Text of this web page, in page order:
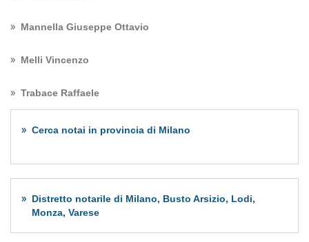
Mannella Giuseppe Ottavio
Melli Vincenzo
Trabace Raffaele
Cerca notai in provincia di Milano
Distretto notarile di Milano, Busto Arsizio, Lodi,
Monza, Varese